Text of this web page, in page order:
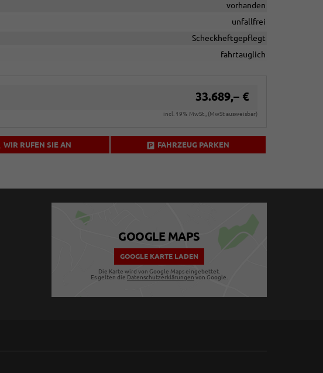
vorhanden
unfallfrei
Scheckheftgepflegt
fahrtauglich
33.689,– €
incl. 19% MwSt., (MwSt ausweisbar)
WIR RUFEN SIE AN FAHRZEUG PARKEN
GOOGLE MAPS
GOOGLE KARTE LADEN
Die Karte wird von Google Maps eingebettet.
Es gelten die Datenschutzerklärungen von Google.